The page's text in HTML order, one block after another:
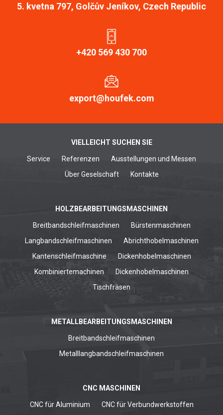
5. kvetna 797, Golčův Jeníkov, Czech Republic
+420 569 430 700
export@houfek.com
VIELLEICHT SUCHEN SIE
Service Referenzen
Ausstellungen und Messen
Über Geselschaft
Kontakte
HOLZBEARBEITUNGSMASCHINEN
Breitbandschleifmaschinen
Bürstenmaschinen
Langbandschleifmaschinen
Abrichthobelmaschinen
Kantenschleifmaschine
Dickenhobelmaschinen
Kombiniertemachinen
Dickenhobelmaschinen
Tischfräsen
METALLBEARBEITUNGSMASCHINEN
Breitbandschleifmaschinen
Metalllangbandschleifmaschinen
CNC MASCHINEN
CNC für Aluminium
CNC für Verbundwerkstoffen